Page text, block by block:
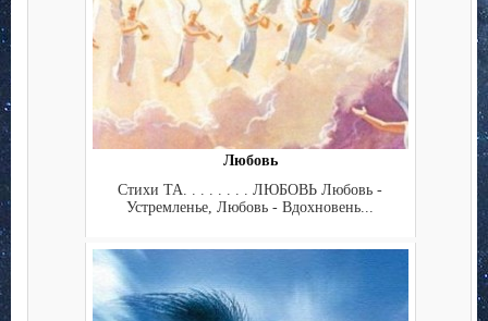
Любовь
Стихи ТА. . . . . . . . ЛЮБОВЬ Любовь -
Устремленье, Любовь - Вдохновень...